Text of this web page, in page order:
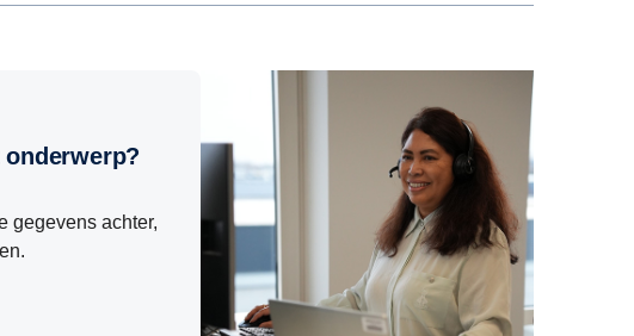
onderwerp?
gegevens achter,